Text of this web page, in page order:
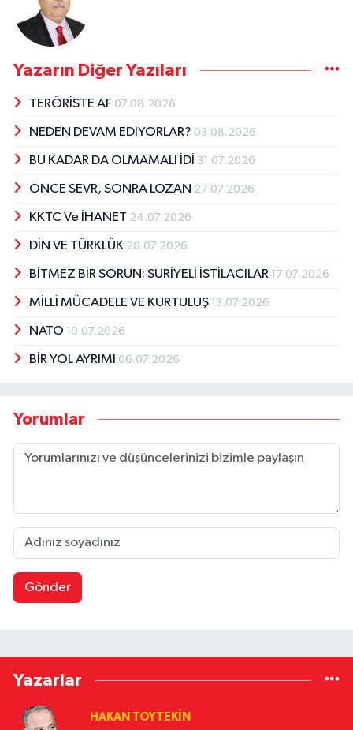
Yazarın Diğer Yazıları
TERÖRİSTE AF 07.08.2026
NEDEN DEVAM EDİYORLAR? 03.08.2026
BU KADAR DA OLMAMALI İDİ 31.07.2026
ÖNCE SEVR, SONRA LOZAN 27.07.2026
KKTC Ve İHANET 24.07.2026
DİN VE TÜRKLÜK 20.07.2026
BİTMEZ BİR SORUN: SURİYELİ İSTİLACILAR 17.07.2026
MİLLİ MÜCADELE VE KURTULUŞ 13.07.2026
NATO 10.07.2026
BİR YOL AYRIMI 06.07.2026
Yorumlar
Gönder
Yazarlar
HAKAN TOYTEKIN